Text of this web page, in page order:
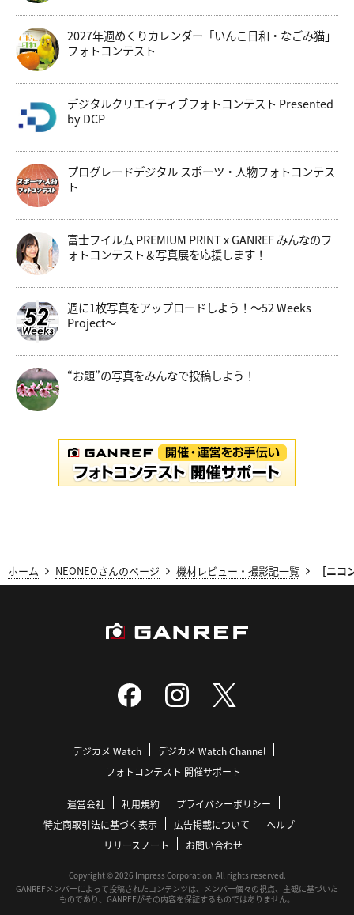
2027年週めくりカレンダー「いんこ日和・なごみ猫」
フォトコンテスト
デジタルクリエイティブフォトコンテスト Presented
by DCP
プログレードデジタル スポーツ・人物フォトコンテス
ト
富士フイルム PREMIUM PRINT x GANREF みんなのフ
ォトコンテスト＆写真展を応援します！
週に1枚写真をアップロードしよう！～52 Weeks
Project～
“お題”の写真をみんなで投稿しよう！
ホーム NEONEOさんのページ 機材レビュー・撮影記一覧 ［ニ
デジカメ Watch
デジカメ Watch Channel
フォトコンテスト 開催サポート
運営会社 利用規約
プライバシーポリシー
特定商取引法に基づく表示
広告掲載について
ヘルプ
リリースノート
お問い合わせ
Copyright © 2026 Impress Corporation. All rights reserved.
GANREFメンバーによって投稿されたコンテンツは、メンバー個々の視点、主観に基づいた
ものであり、GANREFがその内容を保証するものではありません。